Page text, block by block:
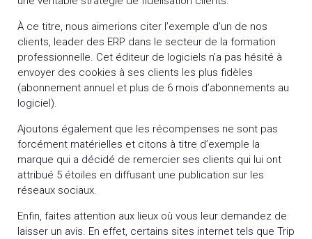
À ce titre, nous aimerions citer l’exemple d’un de nos
clients, leader des ERP dans le secteur de la formation
professionnelle. Cet éditeur de logiciels n’a pas hésité à
envoyer des cookies à ses clients les plus fidèles
(abonnement annuel et plus de 6 mois d’abonnements au
logiciel).
Ajoutons également que les récompenses ne sont pas
forcément matérielles et citons à titre d’exemple la
marque qui a décidé de remercier ses clients qui lui ont
attribué 5 étoiles en diffusant une publication sur les
réseaux sociaux.
Enfin, faites attention aux lieux où vous leur demandez de
laisser un avis. En effet, certains sites internet tels que Trip